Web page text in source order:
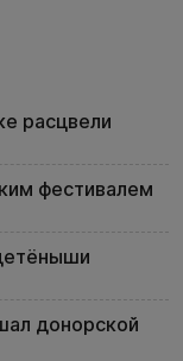
расцвели
фестивалем
донорской